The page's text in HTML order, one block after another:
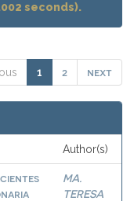
seconds).
1 2 next
Author(s)
MA.
TERESA